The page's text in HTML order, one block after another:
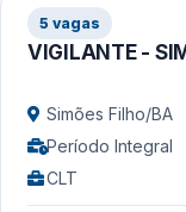
5 vagas
VIGILANTE -
Simões Filho/BA
Período Integral
CLT